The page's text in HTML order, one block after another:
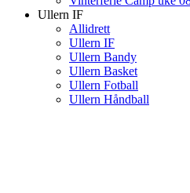
Ullern IF
Allidrett
Ullern IF
Ullern Bandy
Ullern Basket
Ullern Fotball
Ullern Håndball